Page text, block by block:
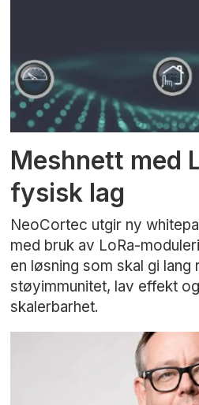
Meshnett med
fysisk lag
NeoCortec utgir ny
med bruk av LoRa-
en løsning som skal gi lang
støyimmunitet, lav effekt
skalerbarhet.